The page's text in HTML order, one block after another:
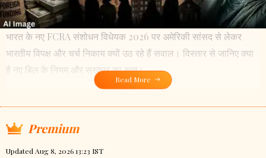
भारत के नए FCRA संशोधन विधेयक 2026 पर अमेरिकी सांसद से लेकर
भारतीय विपक्ष और चर्च निकाय क्यों उठ रहे हैं सवाल। विस्तार से जानिए क्या
है नए बिल के नियम और सरकार का रुख।
Read More
Premium
Updated Aug 8, 2026 13:23 IST